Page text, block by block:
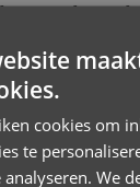
ook om
treinen en
fijne
cookies om
te
We